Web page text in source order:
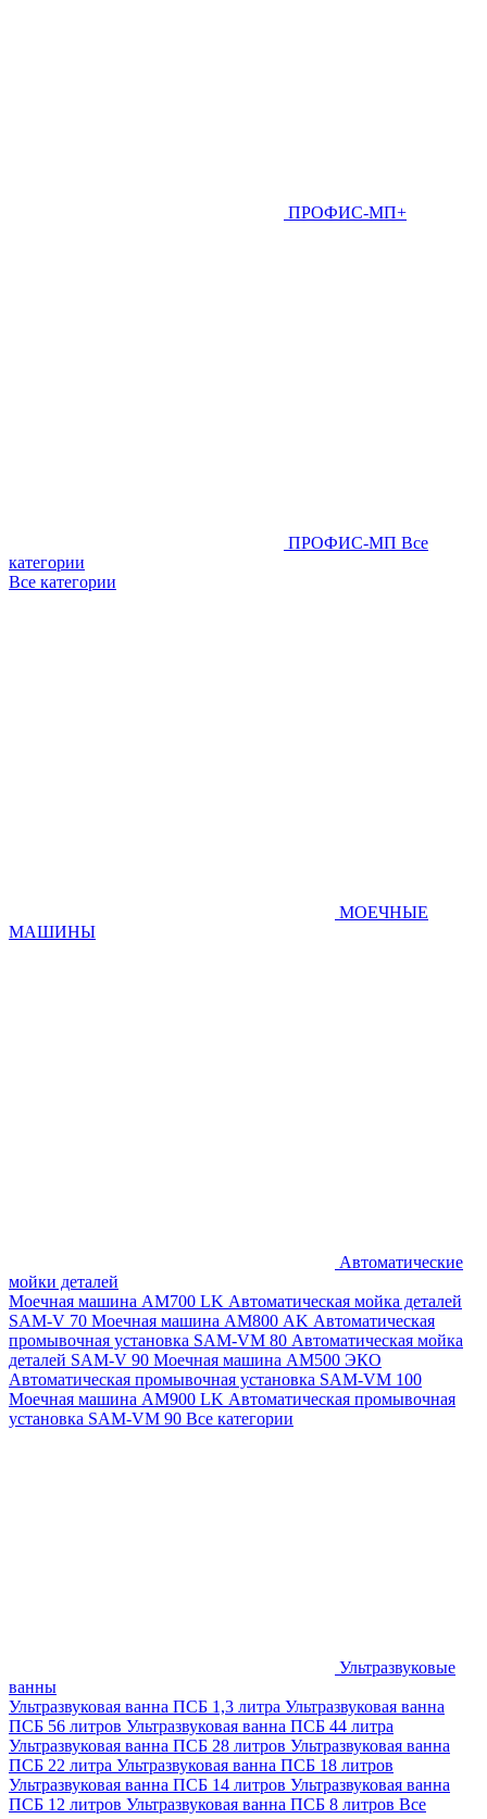
ПРОФИС-МП+
ПРОФИС-МП Все
категории
Все категории
МОЕЧНЫЕ
МАШИНЫ
Автоматические
мойки деталей
Моечная машина AM700 LK Автоматическая мойка деталей
SAM-V 70 Моечная машина АМ800 AK Автоматическая
промывочная установка SAM-VM 80 Автоматическая мойка
деталей SAM-V 90 Моечная машина АМ500 ЭКО
Автоматическая промывочная установка SAM-VM 100
Моечная машина AM900 LK Автоматическая промывочная
установка SAM-VM 90 Все категории
Ультразвуковые
ванны
Ультразвуковая ванна ПСБ 1,3 литра Ультразвуковая ванна
ПСБ 56 литров Ультразвуковая ванна ПСБ 44 литра
Ультразвуковая ванна ПСБ 28 литров Ультразвуковая ванна
ПСБ 22 литра Ультразвуковая ванна ПСБ 18 литров
Ультразвуковая ванна ПСБ 14 литров Ультразвуковая ванна
ПСБ 12 литров Ультразвуковая ванна ПСБ 8 литров Все